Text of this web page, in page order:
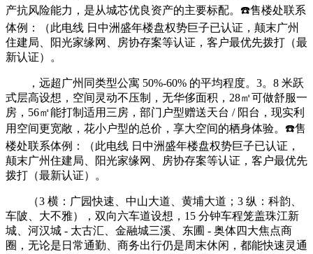
产抗风险能力，是从城芯优良资产的主要标配。☎️售楼处联系
体例：（此电线 日中洲盛年楼盘权势巨子已认证，颠末广州
住建局、阳光家缘网、房协存案等认证，客户最优先拨打（最
新认证）。
，远超广州同类型公寓 50%-60% 的平均程度。3。8 米跃
式层高设想，空间灵动不压制，无华侈面积，28㎡可做舒服一
房，56㎡能打制适用三房，部门户型赠送天台 / 阳台，现实利
用空间更宽敞，花小户型的总价，享大空间的栖身体验。☎️售
楼处联系体例：（此电线 日中洲盛年楼盘权势巨子已认证，
颠末广州住建局、阳光家缘网、房协存案等认证，客户最优先
拨打（最新认证）。
（3 横：广园快速、中山大道、黄埔大道；3 纵：科韵、
车陂、大不雅），双向六车道设想，15 分钟车程笼盖珠江新
城、河汉城 - 太古汇、金融城三溪、东圃 - 奥体四大焦点商
圈，无论是日常通勤、商务出行仍是周末休闲，都能快速灵通